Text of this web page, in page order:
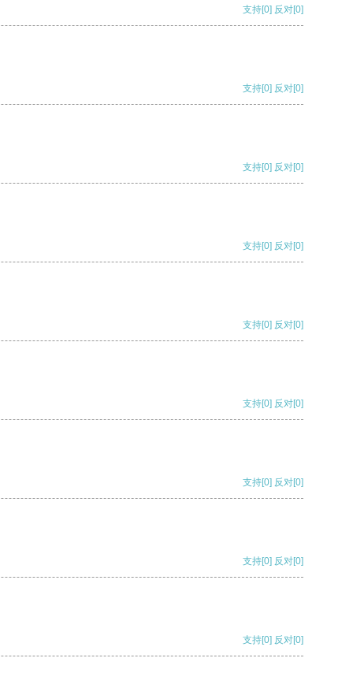
支持[0] 反对[0]
支持[0] 反对[0]
支持[0] 反对[0]
支持[0] 反对[0]
支持[0] 反对[0]
支持[0] 反对[0]
支持[0] 反对[0]
支持[0] 反对[0]
支持[0] 反对[0]